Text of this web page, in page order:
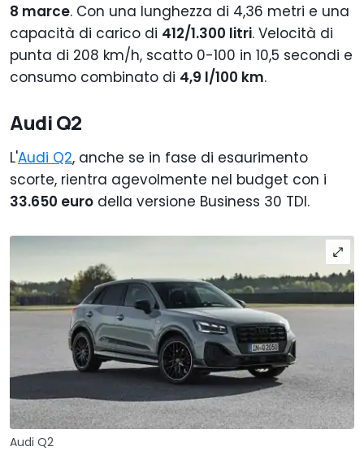
8 marce. Con una lunghezza di 4,36 metri e una
capacità di carico di 412/1.300 litri. Velocità di
punta di 208 km/h, scatto 0-100 in 10,5 secondi e
consumo combinato di 4,9 l/100 km.
Audi Q2
L'Audi Q2, anche se in fase di esaurimento
scorte, rientra agevolmente nel budget con i
33.650 euro della versione Business 30 TDI.
Audi Q2